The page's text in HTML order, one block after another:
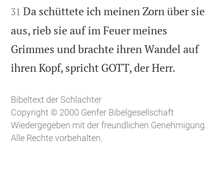
31 Da schüttete ich meinen Zorn über sie
aus, rieb sie auf im Feuer meines
Grimmes und brachte ihren Wandel auf
ihren Kopf, spricht GOTT, der Herr.
Bibeltext der Schlachter
Copyright © 2000 Genfer Bibelgesellschaft
Wiedergegeben mit der freundlichen Genehmigung.
Alle Rechte vorbehalten.